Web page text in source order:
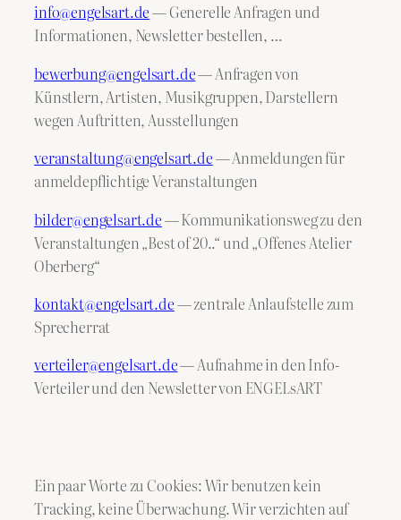
info@engelsart.de— Generelle Anfragen und
Informationen, Newsletter bestellen, …
bewerbung@engelsart.de— Anfragen von
Künstlern, Artisten, Musikgruppen, Darstellern
wegen Auftritten, Ausstellungen
veranstaltung@engelsart.de— Anmeldungen für
anmeldepflichtige Veranstaltungen
bilder@engelsart.de— Kommunikationsweg zu den
Veranstaltungen „Best of 20..“ und „Offenes Atelier
Oberberg“
kontakt@engelsart.de— zentrale Anlaufstelle zum
Sprecherrat
verteiler@engelsart.de— Aufnahme in den Info-
Verteiler und den Newsletter von ENGELsART
Ein paar Worte zu Cookies: Wir benutzen kein
Tracking, keine Überwachung. Wir verzichten auf